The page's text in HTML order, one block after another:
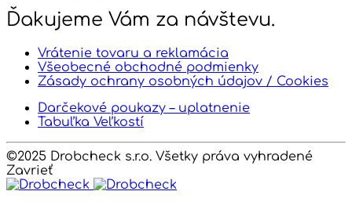
Ďakujeme Vám za návštevu.
Vrátenie tovaru a reklamácia
Všeobecné obchodné podmienky
Zásady ochrany osobných údajov / Cookies
Darčekové poukazy – uplatnenie
Tabuľka Veľkostí
©2025 Drobcheck s.r.o. Všetky práva vyhradené
Zavrieť